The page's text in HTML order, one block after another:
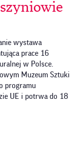
wystawa
prace 16
w Polsce.
Muzeum Sztuki
programu
UE i potrwa do 18